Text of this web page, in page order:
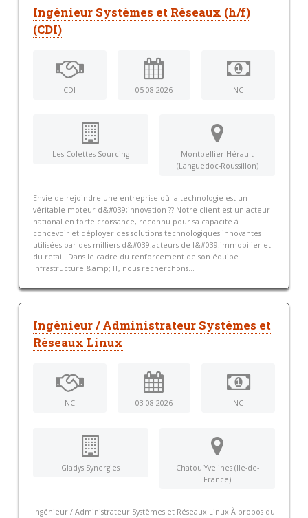
Ingénieur Systèmes et Réseaux (h/f)
(CDI)
CDI 05-08-2026 NC
Les Colettes Sourcing
Montpellier Hérault
(Languedoc-Roussillon)
Envie de rejoindre une entreprise où la technologie est un
véritable moteur d&#039;innovation ?? Notre client est un acteur
national en forte croissance, reconnu pour sa capacité à
concevoir et déployer des solutions technologiques innovantes
utilisées par des milliers d&#039;acteurs de l&#039;immobilier et
du retail. Dans le cadre du renforcement de son équipe
Infrastructure &amp; IT, nous recherchons...
Ingénieur / Administrateur Systèmes et
Réseaux Linux
NC 03-08-2026 NC
Gladys Synergies
Chatou Yvelines (Ile-de-
France)
Ingénieur / Administrateur Systèmes et Réseaux Linux À propos du